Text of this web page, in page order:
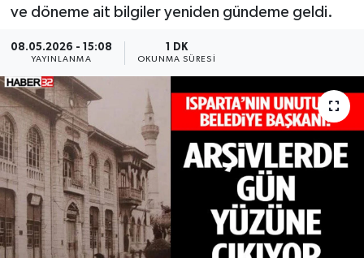
ve döneme ait bilgiler yeniden gündeme geldi.
08.05.2026 - 15:08
YAYINLANMA
1 DK
OKUNMA SÜRESI
GENEL
Güncel
HABERDE İNSAN
İlginç
KÜLTÜR SANAT
Son Dakika Haberleri
Haber Arşivi